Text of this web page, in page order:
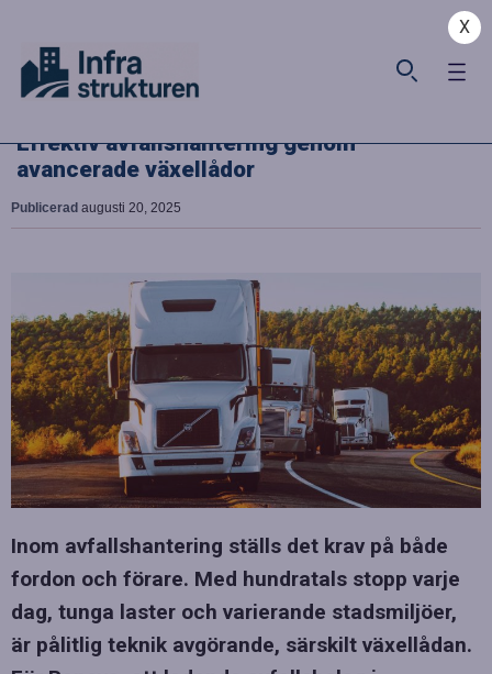
X
Effektiv avfallshantering genom
avancerade växellådor
Publicerad augusti 20, 2025
Inom avfallshantering ställs det krav på både
fordon och förare. Med hundratals stopp varje
dag, tunga laster och varierande stadsmiljöer,
är pålitlig teknik avgörande, särskilt växellådan.